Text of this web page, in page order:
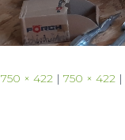
750 × 422 | 750 × 422 |